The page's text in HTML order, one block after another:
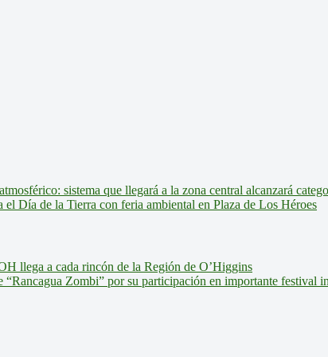
sistema que llegará a la zona central alcanzará
Día de la Tierra con feria ambiental en Plaza de Los Héroes
llega a cada rincón de la Región de O’Higgins
“Rancagua Zombi” por su participación en importante festival